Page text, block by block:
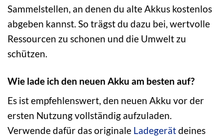
Sammelstellen, an denen du alte Akkus kostenlos
abgeben kannst. So trägst du dazu bei, wertvolle
Ressourcen zu schonen und die Umwelt zu
schützen.
Wie lade ich den neuen Akku am besten auf?
Es ist empfehlenswert, den neuen Akku vor der
ersten Nutzung vollständig aufzuladen.
Verwende dafür das originale Ladegerätdeines